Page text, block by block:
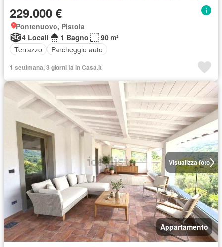
229.000 €
Pontenuovo, Pistoia
4 Locali
1 Bagno
90 m²
Terrazzo
Parcheggio auto
1 settimana, 3 giorni fa in Casa.it
Visualizza foto
Appartamento